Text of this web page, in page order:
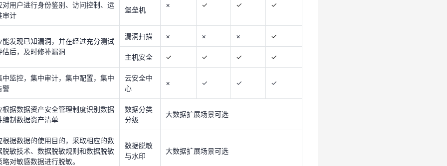
中监控，集中审计，集中配置，集中
云安全中
根据数据资产安全管理制度识别数据
编制数据资产清单
数据分类
大数据扩展场景可选
根据数据的使用目的，采取相应的数
脱敏技术、数据脱敏规则和数据脱敏
略对敏感数据进行脱敏。
数据脱敏
与水印
格
规格 规格说明
对用户进行身份鉴别、访问控制、运
审计
堡垒机
× ✓ ✓ ✓
能发现已知漏洞，并在经过充分测试
估后，及时修补漏洞
漏洞扫描 × × × ✓
主机安全 ✓ ✓ ✓ ✓
中监控，集中审计，集中配置，集中
警
云安全中
心
× ✓ ✓ ✓
根据数据资产安全管理制度识别数据
编制数据资产清单
数据分类
分级
大数据扩展场景可选
根据数据的使用目的，采取相应的数
脱敏技术、数据脱敏规则和数据脱敏
略对敏感数据进行脱敏。
数据脱敏
与水印
大数据扩展场景可选